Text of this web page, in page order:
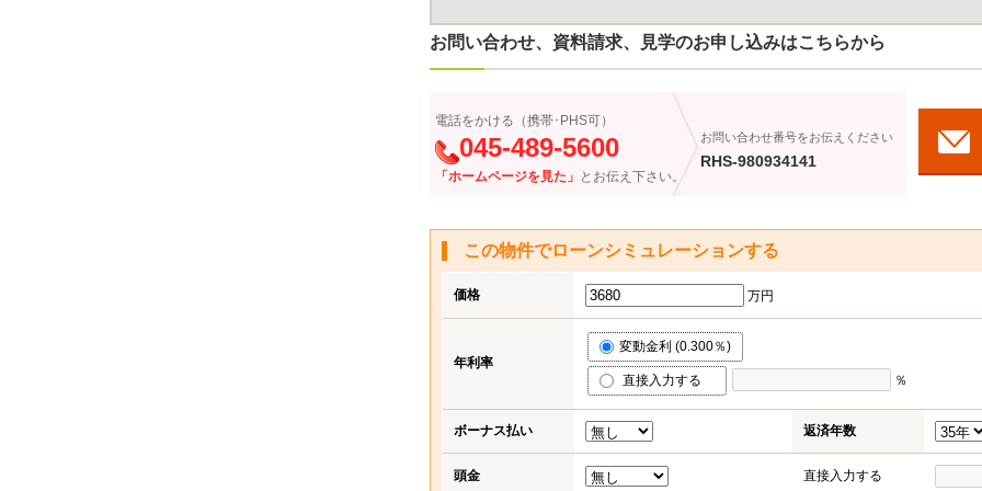
お問い合わせ、資料請求、見学のお申し込みはこちらから
電話をかける（携帯･PHS可）
045-489-5600
「ホームページを見た」 とお伝え下さい。
お問い合わせ番号をお伝えください
RHS-980934141
この物件でローンシミュレーションする
価格 万円
年利率
変動金利 (0.300％)
直接入力する ％
ボーナス払い 返済年数
頭金 直接入力する